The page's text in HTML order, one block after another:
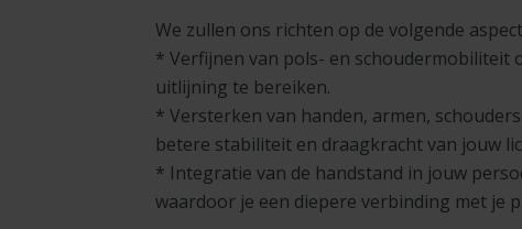
We zullen ons richten op de volgende
* Verfijnen van pols- en schoudermobiliteit
uitlijning te bereiken.
* Versterken van handen, armen,
betere stabiliteit en draagkracht van jouw
* Integratie van de handstand in jouw
waardoor je een diepere verbinding met je